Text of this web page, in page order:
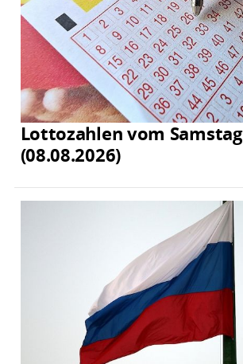
Lottozahlen vom Samstag
(08.08.2026)